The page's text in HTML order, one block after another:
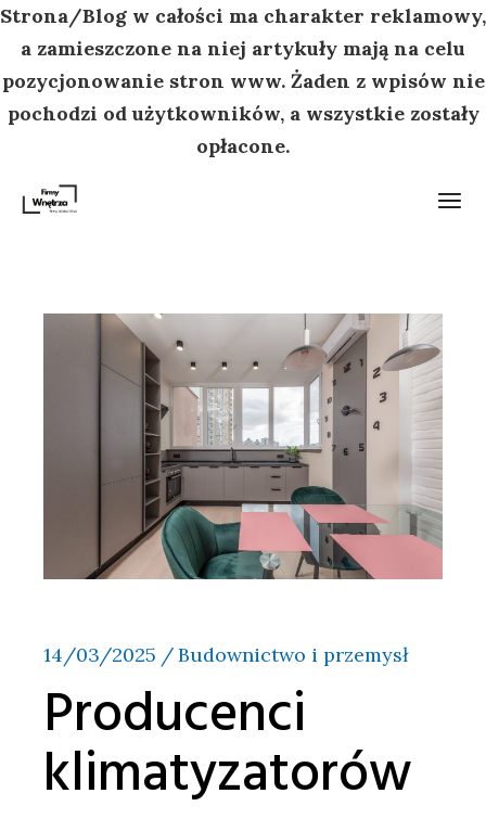
Strona/Blog w całości ma charakter reklamowy,
a zamieszczone na niej artykuły mają na celu
pozycjonowanie stron www. Żaden z wpisów nie
pochodzi od użytkowników, a wszystkie zostały
opłacone.
do
treści
14/03/2025 Budownictwo i przemysł
Producenci
klimatyzatorów